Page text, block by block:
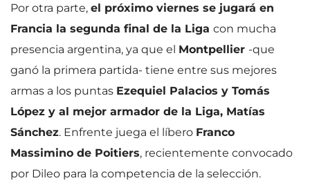
Por otra parte, el próximo viernes se jugará en
Francia la segunda final de la Liga con mucha
presencia argentina, ya que el Montpellier -que
ganó la primera partida- tiene entre sus mejores
armas a los puntas Ezequiel Palacios y Tomás
López y al mejor armador de la Liga, Matías
Sánchez. Enfrente juega el líbero Franco
Massimino de Poitiers, recientemente convocado
por Dileo para la competencia de la selección.